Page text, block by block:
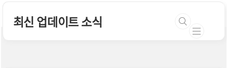
최신 업데이트 소식